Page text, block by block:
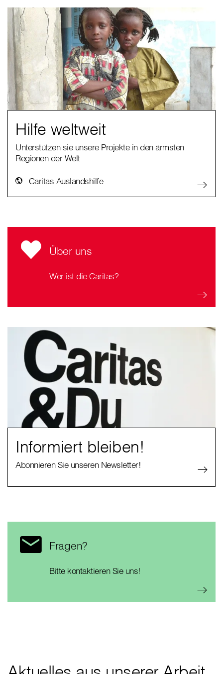
Hilfe weltweit
Unterstützen sie unsere Projekte in den ärmsten
Regionen der Welt
Caritas Auslandshilfe
Über uns
Wer ist die Caritas?
Informiert bleiben!
Abonnieren Sie unseren Newsletter!
Fragen?
Bitte kontaktieren Sie uns!